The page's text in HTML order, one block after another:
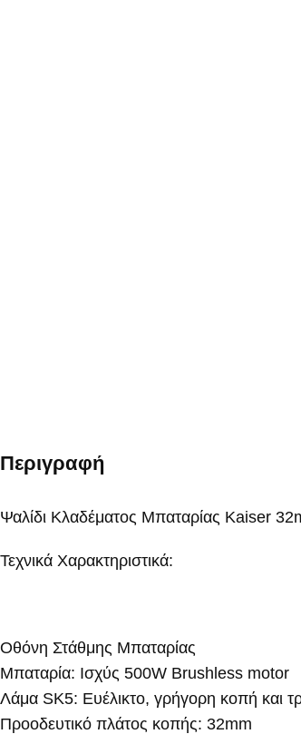
Περιγραφή
Ψαλίδι Κλαδέματος Μπαταρίας Kaiser
Τεχνικά Χαρακτηριστικά:
Οθόνη Στάθμης Μπαταρίας
Μπαταρία: Ισχύς 500W Brushless motor
Λάμα SK5: Eυέλικτο, γρήγορη κοπή και
Προοδευτικό πλάτος κοπής: 32mm